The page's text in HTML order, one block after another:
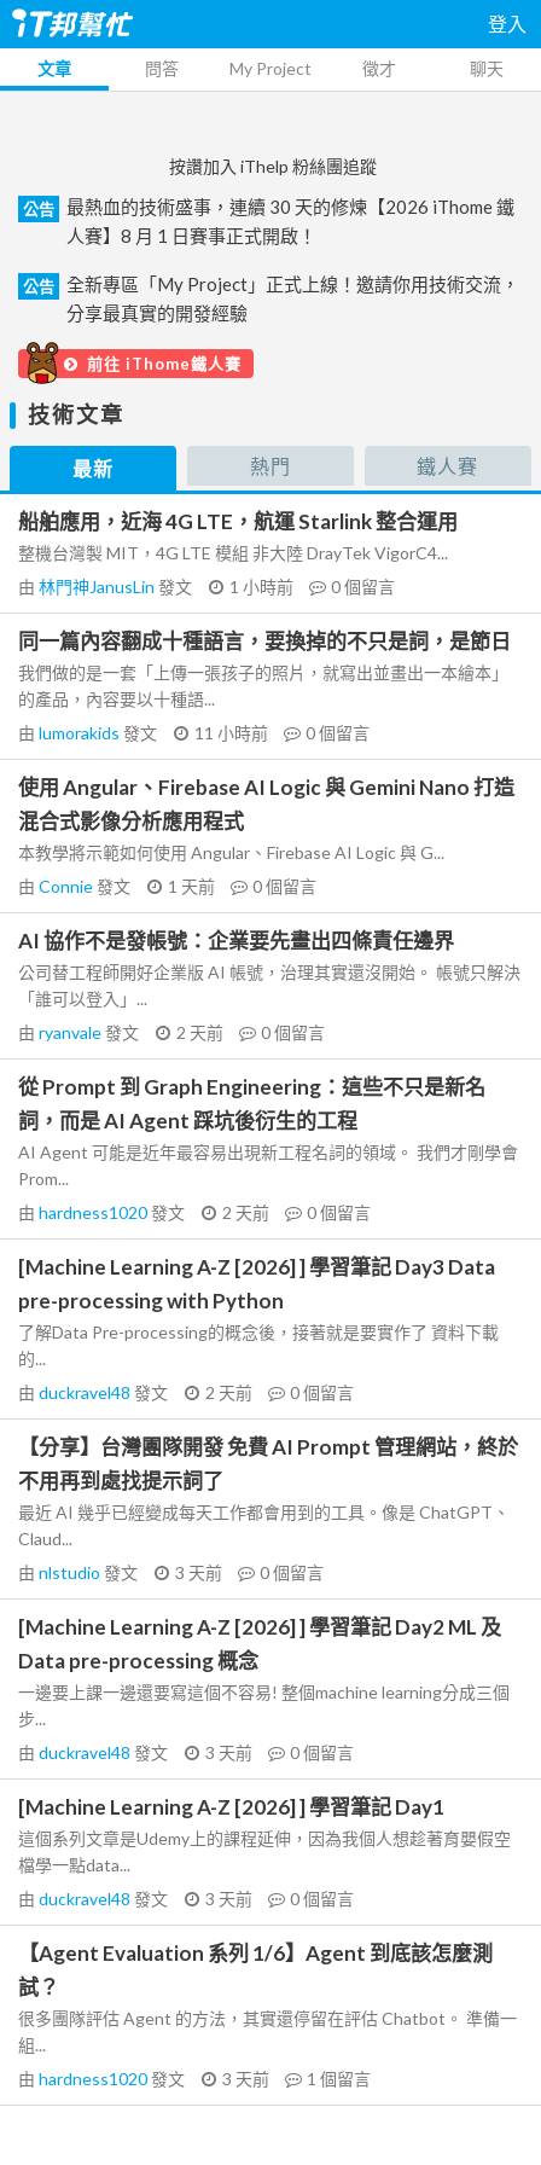
登入
文章 問答 My Project 徵才 聊天
按讚加入 iThelp 粉絲團追蹤
公告
最熱血的技術盛事，連續 30 天的修煉【2026 iThome 鐵
人賽】8 月 1 日賽事正式開啟！
公告
全新專區「My Project」正式上線！邀請你用技術交流，
分享最真實的開發經驗
前往 iThome鐵人賽
技術文章
最新 熱門 鐵人賽
船舶應用，近海 4G LTE，航運 Starlink 整合運用
整機台灣製 MIT，4G LTE 模組 非大陸 DrayTek VigorC4...
由 林門神JanusLin 發文 1 小時前 0個留言
同一篇內容翻成十種語言，要換掉的不只是詞，是節日
我們做的是一套「上傳一張孩子的照片，就寫出並畫出一本繪本」
的產品，內容要以十種語...
由 lumorakids 發文 11 小時前 0個留言
使用 Angular、Firebase AI Logic 與 Gemini Nano 打造
混合式影像分析應用程式
本教學將示範如何使用 Angular、Firebase AI Logic 與 G...
由 Connie發文 1 天前 0個留言
AI 協作不是發帳號：企業要先畫出四條責任邊界
公司替工程師開好企業版 AI 帳號，治理其實還沒開始。 帳號只解決
「誰可以登入」...
由 ryanvale發文 2 天前 0個留言
從 Prompt 到 Graph Engineering：這些不只是新名
詞，而是 AI Agent 踩坑後衍生的工程
AI Agent 可能是近年最容易出現新工程名詞的領域。 我們才剛學會
Prom...
由 hardness1020發文 2 天前 0個留言
[Machine Learning A-Z [2026] ] 學習筆記 Day3 Data
pre-processing with Python
了解Data Pre-processing的概念後，接著就是要實作了 資料下載
的...
由 duckravel48 發文 2 天前 0個留言
【分享】台灣團隊開發 免費 AI Prompt 管理網站，終於
不用再到處找提示詞了
最近 AI 幾乎已經變成每天工作都會用到的工具。像是 ChatGPT、
Claud...
由 nlstudio 發文 3 天前 0個留言
[Machine Learning A-Z [2026] ] 學習筆記 Day2 ML 及
Data pre-processing 概念
一邊要上課一邊還要寫這個不容易! 整個machine learning分成三個
步...
由 duckravel48 發文 3 天前 0個留言
[Machine Learning A-Z [2026] ] 學習筆記 Day1
這個系列文章是Udemy上的課程延伸，因為我個人想趁著育嬰假空
檔學一點data...
由 duckravel48 發文 3 天前 0個留言
【Agent Evaluation 系列 1/6】Agent 到底該怎麼測
試？
很多團隊評估 Agent 的方法，其實還停留在評估 Chatbot。 準備一
組...
由 hardness1020發文 3 天前 1 個留言